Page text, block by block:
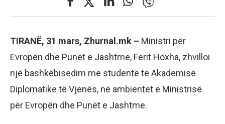
TIRANË, 31 mars, Zhurnal.mk – Ministri për
Evropën dhe Punët e Jashtme, Ferit Hoxha, zhvilloi
një bashkëbisedim me studentë të Akademisë
Diplomatike të Vjenës, në ambientet e Ministrisë
për Evropën dhe Punët e Jashtme.